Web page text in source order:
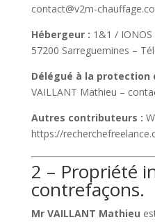
contact@v2m-
Hébergeur : 1&1 / IONOS
57200 Sarreguemines –
Délégué à la protection
VAILLANT Mathieu –
Autres contributeurs :
https://
2 – Propriété
contrefaçons.
Mr VAILLANT Mathieu